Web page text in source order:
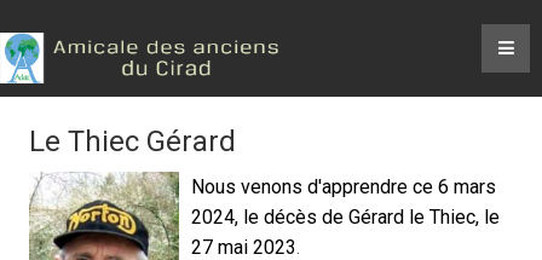
Le Thiec Gérard
Nous venons d'apprendre ce 6 mars
2024, le décès de Gérard le Thiec, le
27 mai 2023.